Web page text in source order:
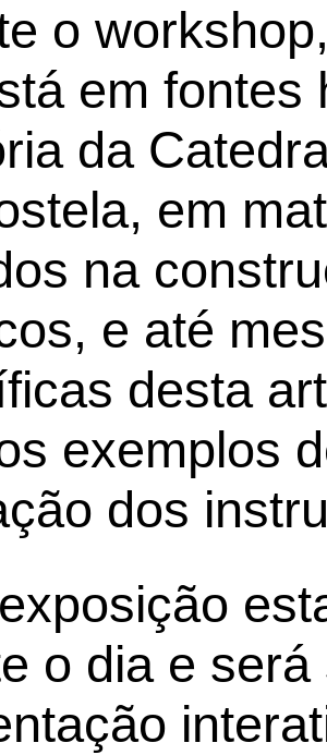
o
em fontes
da
em
na
e até
desta
exemplos
dos
o dia e